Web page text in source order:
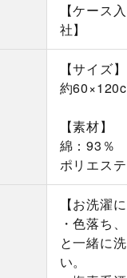
【ケース
社】
【サイズ】
約
【素材】
綿：93％
ポリエス
【お洗濯
・色落ち
と一緒に
い。